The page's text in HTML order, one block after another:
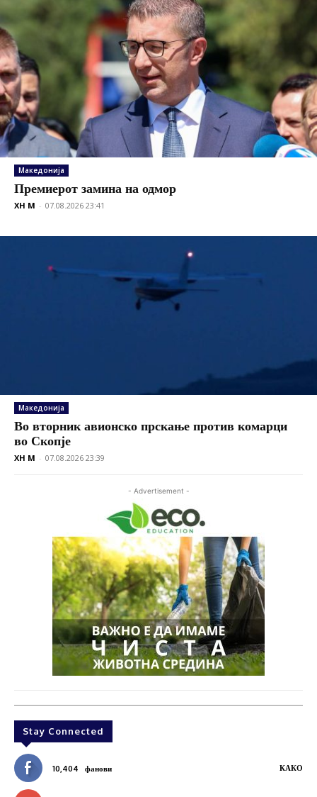
Македонија
Премиерот замина на одмор
XH M - 07.08.2026 23:41
Македонија
Во вторник авионско прскање против комарци
во Скопје
XH M - 07.08.2026 23:39
- Advertisement -
Stay Connected
10,404 фанови КАКО